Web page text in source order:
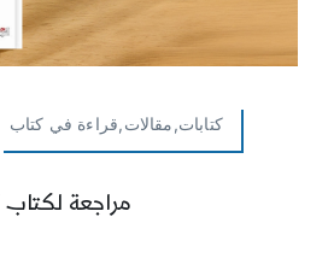
كتابات,مقالات,قراءة في كتاب
مراجعة